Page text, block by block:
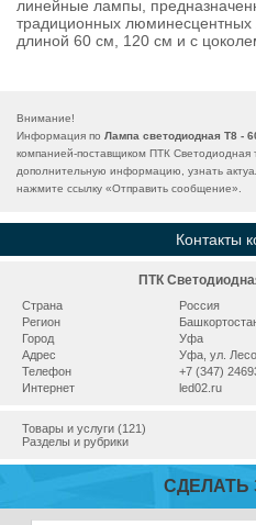
линейные лампы,
традиционных люминесцентных
длиной 60 см, 120 см и с
Внимание!
Информация по Лампа светодиодная Т8 -
компанией-поставщиком ПТК
дополнительную информацию, узнать
нажмите ссылку «Отправить сообщение».
Контакты
ПТК
Страна
Россия
Регион
Город
Уфа
Адрес
Уфа, ул.
Телефон
+7 (347)
Интернет
led02.ru
Товары и услуги (121)
Разделы и рубрики
СДЕЛАТЬ